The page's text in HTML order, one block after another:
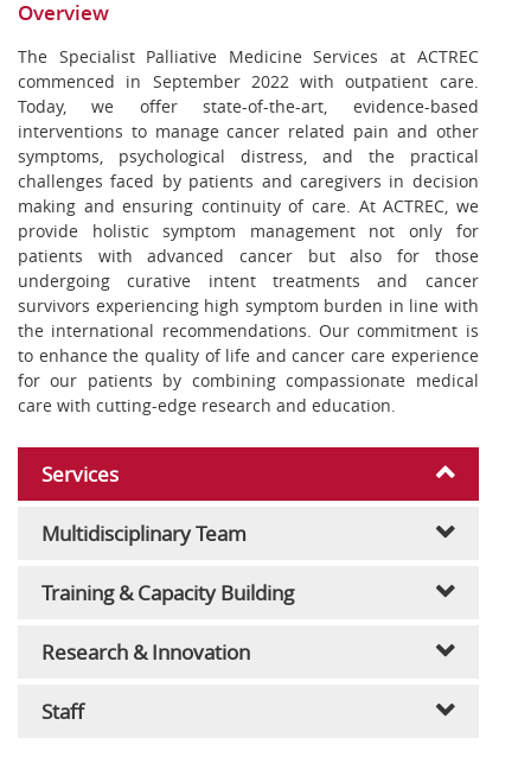
Overview
The Specialist Palliative Medicine Services at ACTREC
commenced in September 2022 with outpatient care.
Today, we offer state-of-the-art, evidence-based
interventions to manage cancer related pain and other
symptoms, psychological distress, and the practical
challenges faced by patients and caregivers in decision
making and ensuring continuity of care. At ACTREC, we
provide holistic symptom management not only for
patients with advanced cancer but also for those
undergoing curative intent treatments and cancer
survivors experiencing high symptom burden in line with
the international recommendations. Our commitment is
to enhance the quality of life and cancer care experience
for our patients by combining compassionate medical
care with cutting-edge research and education.
Services
Multidisciplinary Team
Training & Capacity Building
Research & Innovation
Staff